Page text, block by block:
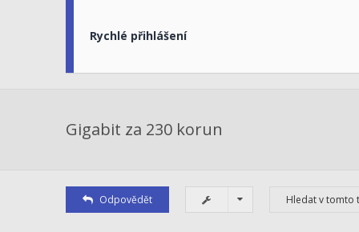
Rychlé přihlášení
Gigabit za 230 korun
Odpovědět